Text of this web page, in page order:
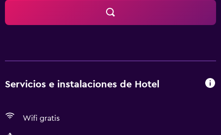
Servicios e instalaciones de Hotel
Wifi gratis